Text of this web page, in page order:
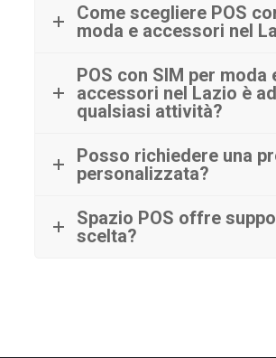
Come scegliere POS
moda e accessori nel
POS con SIM per moda
accessori nel Lazio è
qualsiasi attività?
Posso richiedere una
personalizzata?
Spazio POS offre
scelta?